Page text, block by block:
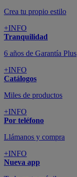
Crea tu propio estilo
+INFO
Tranquilidad
6 años de Garantía Plus
+INFO
Catálogos
Miles de productos
+INFO
Por teléfono
Llámanos y compra
+INFO
Nueva app